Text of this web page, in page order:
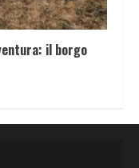
il borgo